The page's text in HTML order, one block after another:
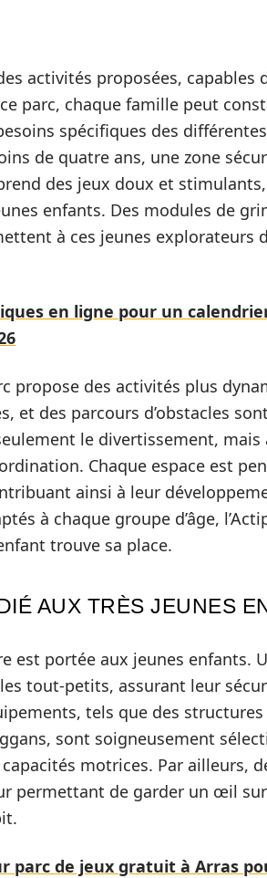
activités proposées, capables
parc, chaque famille peut
spécifiques des
de quatre ans, une zone
des jeux doux et stimulants,
enfants. Des modules de
à ces jeunes explorateurs
en ligne pour un
propose des activités plus
et des parcours d’obstacles sont
le divertissement, mais
Chaque espace est
ainsi à leur
à chaque groupe d’âge,
trouve sa place.
AUX TRÈS JEUNES
est portée aux jeunes enfants.
tout-petits, assurant leur
tels que des
sont soigneusement
motrices. Par ailleurs,
permettant de garder un œil
parc de jeux gratuit à Arras